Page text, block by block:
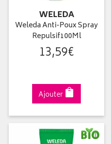
WELEDA
Weleda Anti-Poux Spray
Repulsif100Ml
13,59€
Ajouter